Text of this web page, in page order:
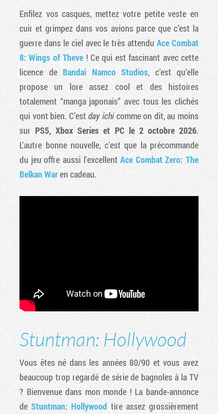
Enfilez vos casques, mettez votre petite veste en
cuir et grimpez dans vos avions parce que c’est la
guerre dans le ciel avec le très attenduAce Combat
8: Wings of Theve ! Ce qui est fascinant avec cette
licence de Bandai Namco Studios, c’est qu’elle
propose un lore assez cool et des histoires
totalement “manga japonais” avec tous les clichés
qui vont bien. C’estday ichicomme on dit, au moins
sur PS5, Xbox Series et PC le 2 octobre 2026.
L'autre bonne nouvelle, c'est que la précommande
du jeu offre aussi l'excellentAce Combat Zero: The
Belkan Waren cadeau.
Stuntman: Hollywood
Vous êtes né dans les années 80/90 et vous avez
beaucoup trop regardé de série de bagnoles à la TV
? Bienvenue dans mon monde ! La bande-annonce
deStuntman: Hollywood tire assez grossièrement